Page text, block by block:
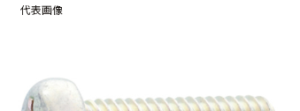
代表画像